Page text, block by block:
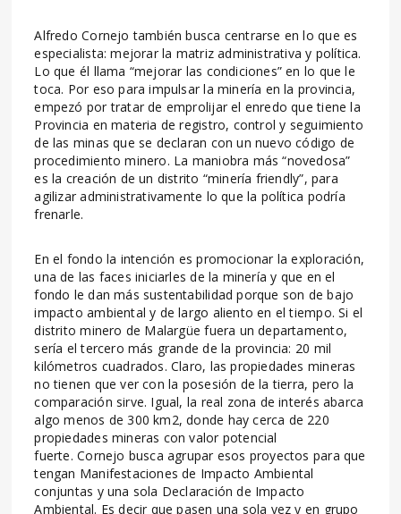
Alfredo Cornejo también busca centrarse en lo que es
especialista: mejorar la matriz administrativa y política.
Lo que él llama “mejorar las condiciones” en lo que le
toca. Por eso para impulsar la minería en la provincia,
empezó por tratar de emprolijar el enredo que tiene la
Provincia en materia de registro, control y seguimiento
de las minas que se declaran con un nuevo código de
procedimiento minero. La maniobra más “novedosa”
es la creación de un distrito “minería friendly”, para
agilizar administrativamente lo que la política podría
frenarle.
En el fondo la intención es promocionar la exploración,
una de las faces iniciarles de la minería y que en el
fondo le dan más sustentabilidad porque son de bajo
impacto ambiental y de largo aliento en el tiempo. Si el
distrito minero de Malargüe fuera un departamento,
sería el tercero más grande de la provincia: 20 mil
kilómetros cuadrados. Claro, las propiedades mineras
no tienen que ver con la posesión de la tierra, pero la
comparación sirve. Igual, la real zona de interés abarca
algo menos de 300 km2, donde hay cerca de 220
propiedades mineras con valor potencial
fuerte. Cornejo busca agrupar esos proyectos para que
tengan Manifestaciones de Impacto Ambiental
conjuntas y una sola Declaración de Impacto
Ambiental. Es decir que pasen una sola vez y en grupo